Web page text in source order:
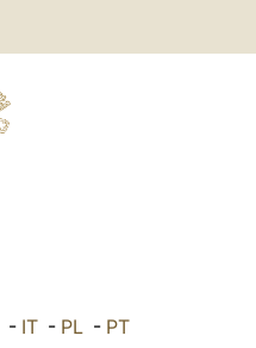
- IT - PL - PT